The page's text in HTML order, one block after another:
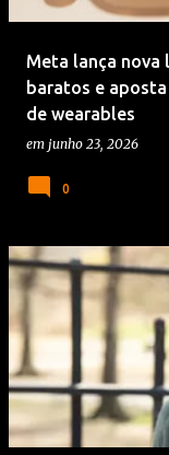
Meta lança nova
baratos e
de wearables
em junho 23, 2026
0